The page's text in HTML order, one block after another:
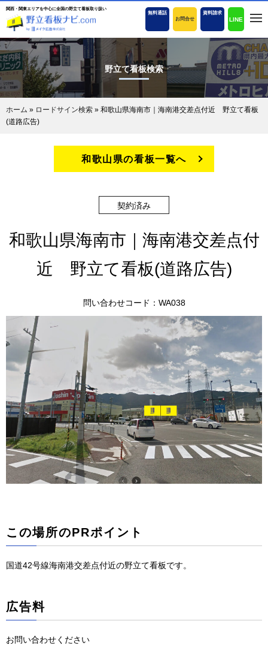
関西・関東エリアを中心に全国の野立て看板取り扱い
無料通話
お問合せ
資料請求
LINE
野立て看板検索
ホーム » ロードサイン検索 » 和歌山県海南市｜海南港交差点付近 野立て看板
(道路広告)
和歌山県の看板一覧へ
契約済み
和歌山県海南市｜海南港交差点付
近 野立て看板(道路広告)
問い合わせコード：WA038
この場所のPRポイント
国道42号線海南港交差点付近の野立て看板です。
広告料
お問い合わせください